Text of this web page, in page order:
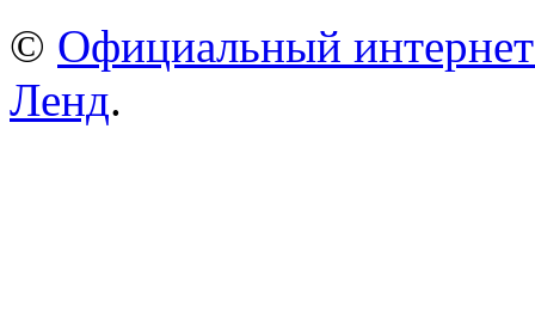
© Официальный
Ленд.